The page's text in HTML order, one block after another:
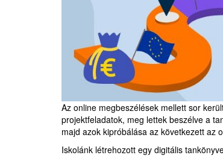
Az online megbeszélések mellett sor
projektfeladatok, meg lettek beszélve a
majd azok kipróbálása az következett az
Iskolánk létrehozott egy digitális